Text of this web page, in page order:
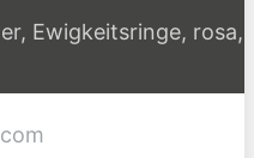
Ewigkeitsringe, rosa,